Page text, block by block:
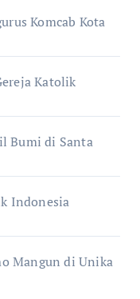
Komcab Kota
Katolik
Bumi di Santa
Indonesia
Mangun di Unika